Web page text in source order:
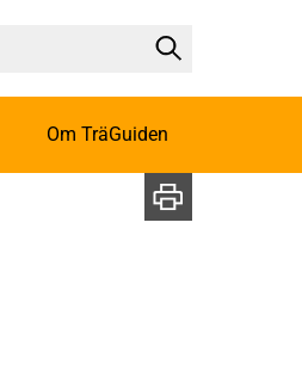
Om TräGuiden